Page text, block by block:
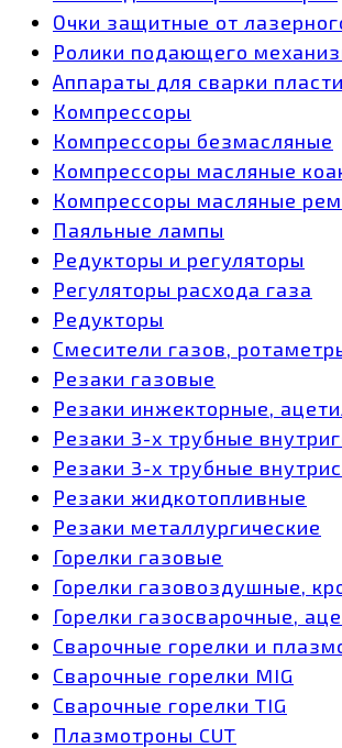
Очки защитные от
Ролики подающего
Аппараты для сварки
Компрессоры
Компрессоры безмасляные
Компрессоры масляные
Компрессоры масляные
Паяльные лампы
Редукторы и регуляторы
Регуляторы расхода газа
Редукторы
Смесители газов,
Резаки газовые
Резаки инжекторные,
Резаки 3-х трубные
Резаки 3-х трубные
Резаки жидкотопливные
Резаки металлургические
Горелки газовые
Горелки газовоздушные,
Горелки газосварочные,
Сварочные горелки и
Сварочные горелки MIG
Сварочные горелки TIG
Плазмотроны CUT